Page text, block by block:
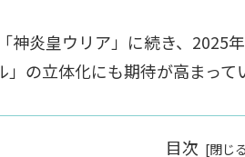
神炎皇ウリア」に続き、2025
の立体化にも期待が高まって
目次